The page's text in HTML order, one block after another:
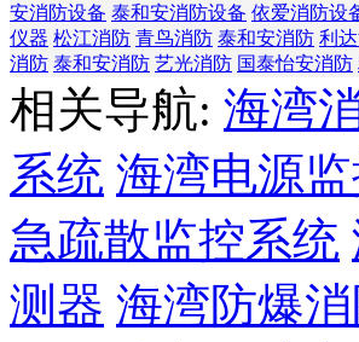
安消防设备 泰和安消防设备 依爱消防设
仪器 松江消防 青鸟消防 泰和安消防 利
消防 泰和安消防 艺光消防 国泰怡安消防
相关导航: 海湾
系统 海湾电源
急疏散监控系统
测器 海湾防爆